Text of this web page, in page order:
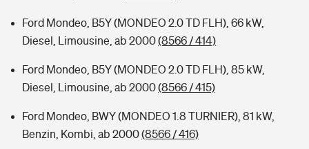
Ford Mondeo, B5Y (MONDEO 2.0 TD FLH), 66 kW,
Diesel, Limousine, ab 2000(8566 / 414)
Ford Mondeo, B5Y (MONDEO 2.0 TD FLH), 85 kW,
Diesel, Limousine, ab 2000(8566 / 415)
Ford Mondeo, BWY (MONDEO 1.8 TURNIER), 81 kW,
Benzin, Kombi, ab 2000(8566 / 416)